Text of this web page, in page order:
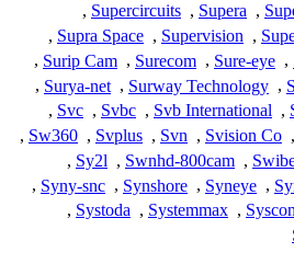
,
Supera
,
Supercircuits
,
,
Supervision
,
Supra Space
,
,
Sure-eye
,
Surecom
,
Surip Cam
,
,
Surway Technology
,
Surya-net
,
,
Svb International
,
Svbc
,
Svc
,
,
Svision Co
,
Svn
,
Svplus
,
Sw360
,
,
Swnhd-800cam
,
Sy2l
,
,
Syneye
,
Synshore
,
Syny-snc
,
,
Systemmax
,
Systoda
,